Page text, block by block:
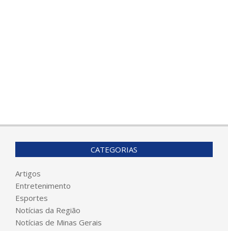
CATEGORIAS
Artigos
Entretenimento
Esportes
Notícias da Região
Notícias de Minas Gerais